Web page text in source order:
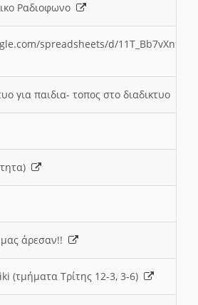
Ραδιοφωνο
spreadsheets/d/
για παιδια- τοπος στο διαδικτυο
μας άρεσαν!!
(τμήματα Τρίτης 12-3, 3-6)